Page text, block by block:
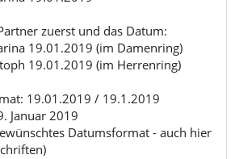
zuerst und das Datum:
19.01.2019 (im Damenring)
19.01.2019 (im Herrenring)
19.01.2019 / 19.1.2019
Januar 2019
Datumsformat - auch hier